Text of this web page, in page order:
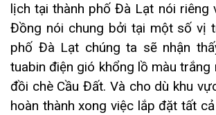
lịch tại thành phố Đà Lạt nói riêng
Đồng nói chung bởi tại một số vị
phố Đà Lạt chúng ta sẽ nhận
tuabin điện gió khổng lồ màu trắng
đồi chè Cầu Đất. Và cho dù khu
hoàn thành xong việc lắp đặt tất